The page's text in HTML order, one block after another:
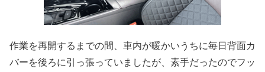
作業を再開するまでの間、車内が暖かいうちに毎日背面カ
バーを後ろに引っ張っていましたが、素手だったのでフッ